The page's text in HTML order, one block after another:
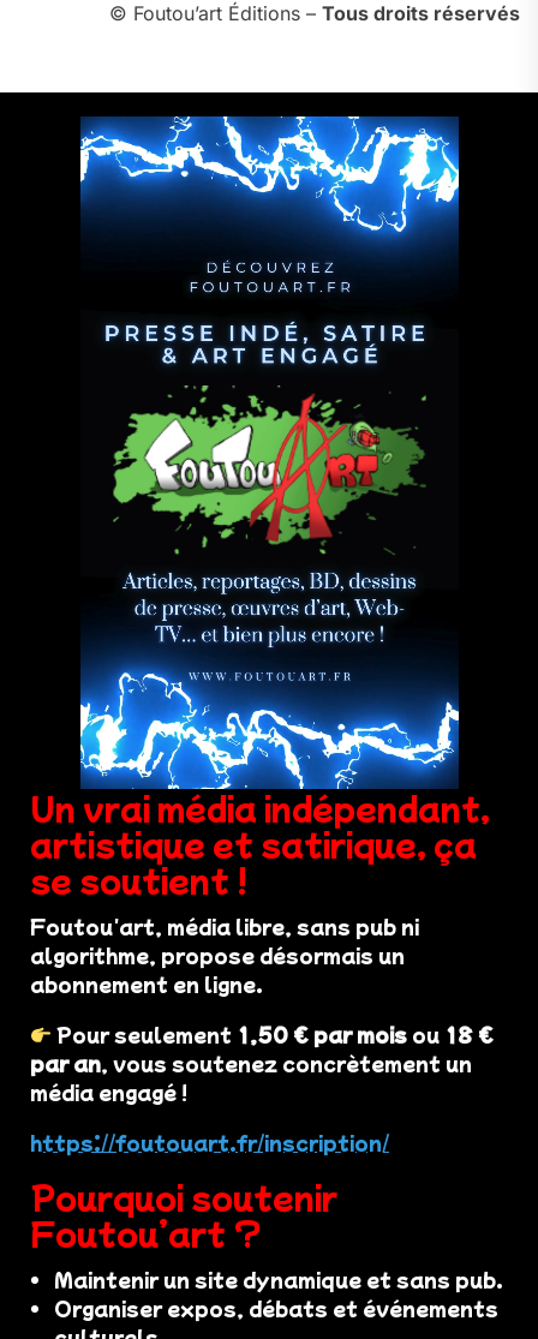
© Foutou’art Éditions – Tous droits réservés
Un vrai média indépendant,
artistique et satirique, ça
se soutient !
Foutou'art, média libre, sans pub ni
algorithme, propose désormais un
abonnement en ligne.
Pour seulement 1,50 € par mois ou 18 €
par an, vous soutenez concrètement un
média engagé !
https://foutouart.fr/inscription/
Pourquoi soutenir
Foutou’art ?
Maintenir un site dynamique et sans pub.
Organiser expos, débats et événements